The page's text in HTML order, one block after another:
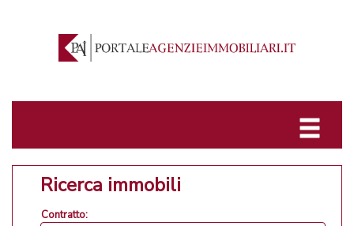
Ricerca immobili
Contratto: